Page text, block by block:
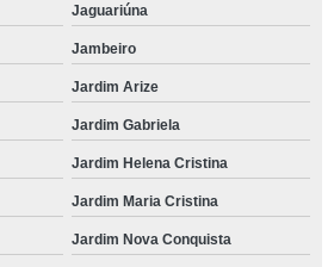
Jaguariúna
Jambeiro
Jardim Arize
Jardim Gabriela
Jardim Helena Cristina
Jardim Maria Cristina
Jardim Nova Conquista